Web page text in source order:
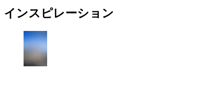
インスピレーション